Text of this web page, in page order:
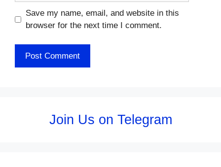
Save my name, email, and website in this
browser for the next time I comment.
Join Us on Telegram